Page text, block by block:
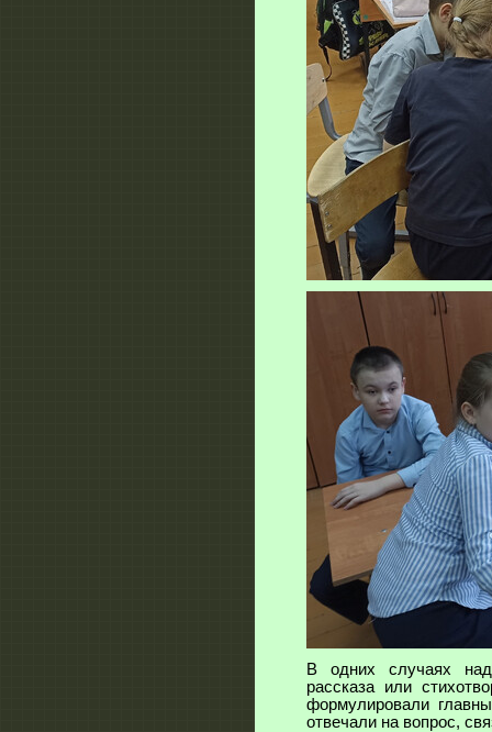
В одних случаях
рассказа или
формулировали
отвечали на вопрос,